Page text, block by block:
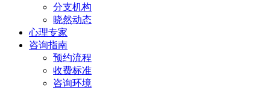
分支机构
晓然动态
心理专家
咨询指南
预约流程
收费标准
咨询环境